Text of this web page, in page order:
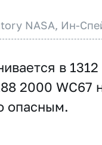
NASA, Ин-
в 1312
2000 WC67
опасным.